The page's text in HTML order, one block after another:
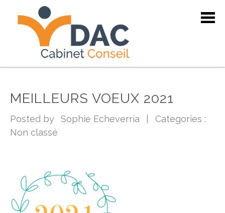
MEILLEURS VOEUX 2021
Posted by Sophie Echeverria
Categories :
Non classé